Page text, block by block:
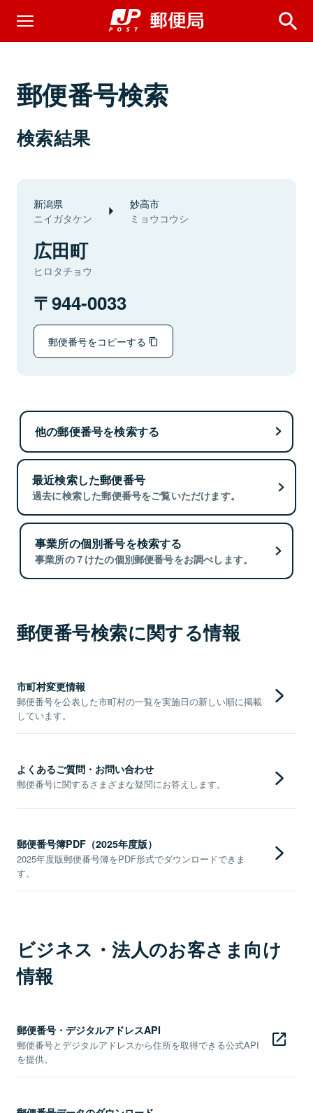
郵便番号検索
検索結果
新潟県
ニイガタケン
妙高市
ミョウコウシ
広田町
ヒロタチョウ
944-0033
郵便番号をコピーする
他の郵便番号を検索する
最近検索した郵便番号
過去に検索した郵便番号をご覧いただけます。
事業所の個別番号を検索する
事業所の７けたの個別郵便番号をお調べします。
郵便番号検索に関する情報
市町村変更情報
郵便番号を公表した市町村の一覧を実施日の新しい順に掲載
しています。
よくあるご質問・お問い合わせ
郵便番号に関するさまざまな疑問にお答えします。
郵便番号簿PDF（2025年度版）
2025年度版郵便番号簿をPDF形式でダウンロードできま
す。
ビジネス・法人のお客さま向け
情報
郵便番号・デジタルアドレスAPI
郵便番号とデジタルアドレスから住所を取得できる公式API
を提供。